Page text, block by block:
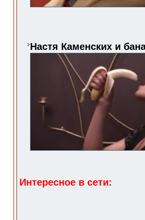
Настя Каменских и
Интересное в сети: